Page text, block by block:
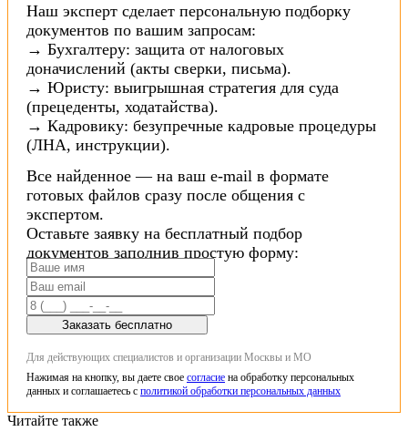
Наш эксперт сделает персональную подборку
документов по вашим запросам:
→ Бухгалтеру: защита от налоговых
доначислений (акты сверки, письма).
→ Юристу: выигрышная стратегия для суда
(прецеденты, ходатайства).
→ Кадровику: безупречные кадровые процедуры
(ЛНА, инструкции).
Все найденное — на ваш e-mail в формате
готовых файлов сразу после общения с
экспертом.
Оставьте заявку на бесплатный подбор
документов заполнив простую форму:
Заказать бесплатно
Для действующих специалистов и организации Москвы и МО
Нажимая на кнопку, вы даете свое согласие на обработку персональных
данных и соглашаетесь с политикой обработки персональных данных
Читайте также